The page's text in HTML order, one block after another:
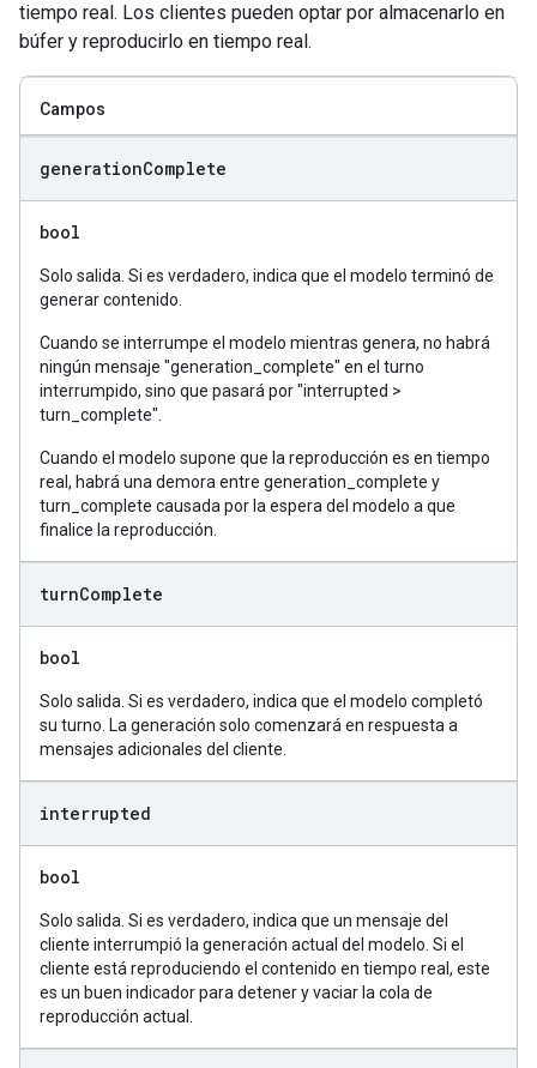
tiempo real. Los clientes pueden optar por almacenarlo en
búfer y reproducirlo en tiempo real.
Campos
generationComplete
bool
Solo salida. Si es verdadero, indica que el modelo terminó de
generar contenido.
Cuando se interrumpe el modelo mientras genera, no habrá
ningún mensaje "generation_complete" en el turno
interrumpido, sino que pasará por "interrupted >
turn_complete".
Cuando el modelo supone que la reproducción es en tiempo
real, habrá una demora entre generation_complete y
turn_complete causada por la espera del modelo a que
finalice la reproducción.
turnComplete
bool
Solo salida. Si es verdadero, indica que el modelo completó
su turno. La generación solo comenzará en respuesta a
mensajes adicionales del cliente.
interrupted
bool
Solo salida. Si es verdadero, indica que un mensaje del
cliente interrumpió la generación actual del modelo. Si el
cliente está reproduciendo el contenido en tiempo real, este
es un buen indicador para detener y vaciar la cola de
reproducción actual.